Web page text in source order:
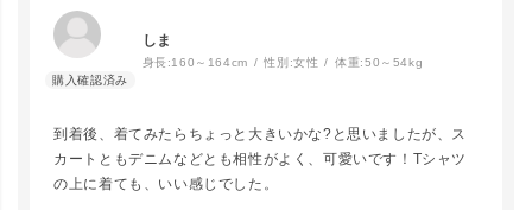
しま
身長:160～164cm 性別:女性 体重:50～54kg
到着後、着てみたらちょっと大きいかな?と思いましたが、ス
カートともデニムなどとも相性がよく、可愛いです！Tシャツ
の上に着ても、いい感じでした。